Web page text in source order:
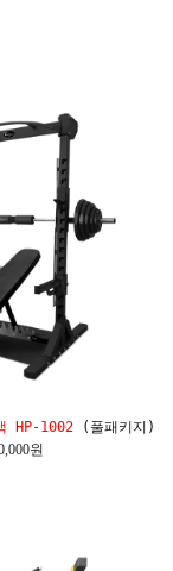
HP-1002(풀패키지)
원